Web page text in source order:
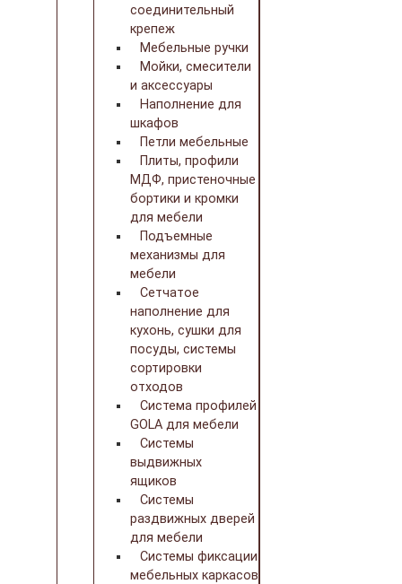
соединительный
крепеж
Мебельные ручки
Мойки, смесители
и аксессуары
Наполнение для
шкафов
Петли мебельные
Плиты, профили
МДФ, пристеночные
бортики и кромки
для мебели
Подъемные
механизмы для
мебели
Сетчатое
наполнение для
кухонь, сушки для
посуды, системы
сортировки
отходов
Система профилей
GOLA для мебели
Системы
выдвижных
ящиков
Системы
раздвижных дверей
для мебели
Системы фиксации
мебельных каркасов